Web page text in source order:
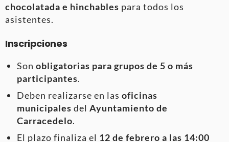
chocolatada e hinchables para todos los
asistentes.
Inscripciones
Son obligatorias para grupos de 5 o más
participantes.
Deben realizarse en las oficinas
municipales del Ayuntamiento de
Carracedelo.
El plazo finaliza el 12 de febrero a las 14:00